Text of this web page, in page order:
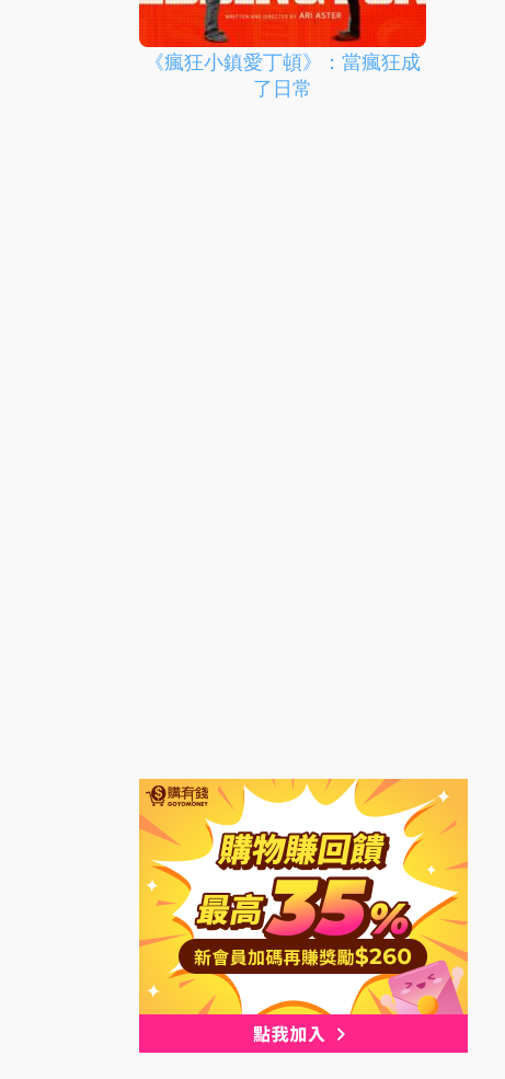
《瘋狂小鎮愛丁頓》：當瘋狂成
了日常